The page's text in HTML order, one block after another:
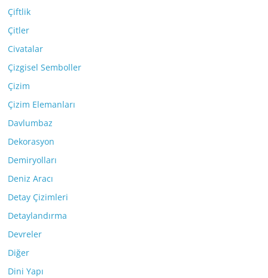
Çiftlik
Çitler
Civatalar
Çizgisel Semboller
Çizim
Çizim Elemanları
Davlumbaz
Dekorasyon
Demiryolları
Deniz Aracı
Detay Çizimleri
Detaylandırma
Devreler
Diğer
Dini Yapı